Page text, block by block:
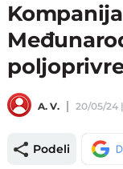
A. V. 20/05/24 |
Podeli